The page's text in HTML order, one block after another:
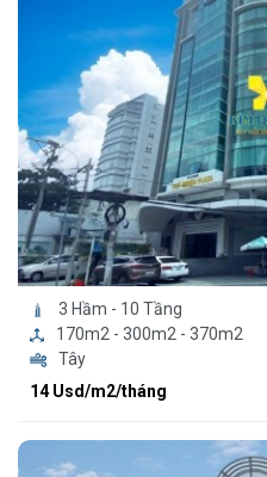
3 Hầm - 10 Tầng
170m2 - 300m2 - 370m2
Tây
14 Usd/m2/tháng